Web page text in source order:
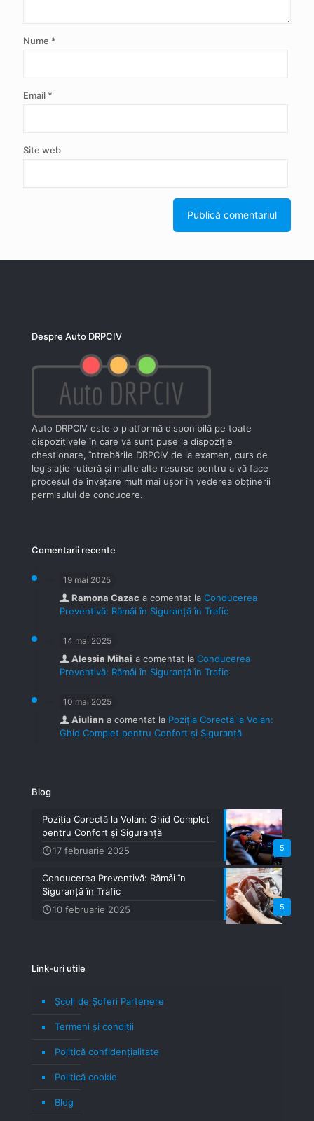
Nume *
Email *
Site web
Despre Auto DRPCIV
Auto DRPCIV este o platformă disponibilă pe toate
dispozitivele în care vă sunt puse la dispoziţie
chestionare, întrebările DRPCIV de la examen, curs de
legislaţie rutieră şi multe alte resurse pentru a vă face
procesul de învăţare mult mai uşor în vederea obţinerii
permisului de conducere.
Comentarii recente
19 mai 2025
Ramona Cazac a comentat la Conducerea
Preventivă: Rămâi în Siguranță în Trafic
14 mai 2025
Alessia Mihai a comentat la Conducerea
Preventivă: Rămâi în Siguranță în Trafic
10 mai 2025
Aiulian a comentat la Poziția Corectă la Volan:
Ghid Complet pentru Confort și Siguranță
Blog
5
Poziția Corectă la Volan: Ghid Complet
pentru Confort și Siguranță
17 februarie 2025
5
Conducerea Preventivă: Rămâi în
Siguranță în Trafic
10 februarie 2025
Link-uri utile
Școli de Șoferi Partenere
Termeni şi condiţii
Politică confidenţialitate
Politică cookie
Blog